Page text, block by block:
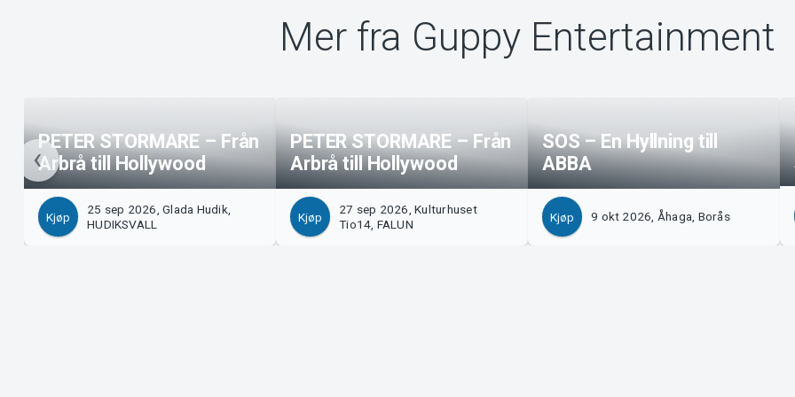
Mer fra Guppy Entertainment
PETER STORMARE – Från
Arbrå till Hollywood
Kjøp
25 sep 2026, Glada Hudik,
HUDIKSVALL
PETER STORMARE – Från
Arbrå till Hollywood
Kjøp
27 sep 2026, Kulturhuset
Tio14, FALUN
SOS – En Hyllning till
ABBA
Kjøp 9 okt 2026, Åhaga, Borås